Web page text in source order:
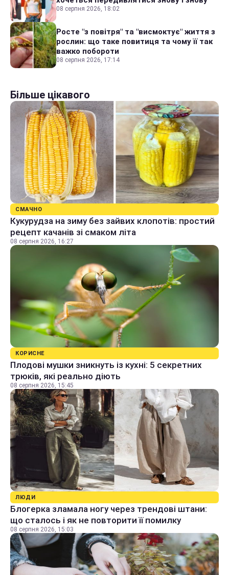
08 серпня 2026, 18:02
Росте "з повітря" та "висмоктує" життя з
рослин: що таке повитиця та чому її так
важко побороти
08 серпня 2026, 17:14
Більше цікавого
СМАЧНО
Кукурудза на зиму без зайвих клопотів: простий
рецепт качанів зі смаком літа
08 серпня 2026, 16:27
КОРИСНЕ
Плодові мушки зникнуть із кухні: 5 секретних
трюків, які реально діють
08 серпня 2026, 15:45
ЛЮДИ
Блогерка зламала ногу через трендові штани:
що сталось і як не повторити її помилку
08 серпня 2026, 15:03